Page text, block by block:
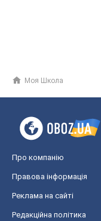
Моя Школа
Про компанію
Правова інформація
Реклама на сайті
Редакційна політика